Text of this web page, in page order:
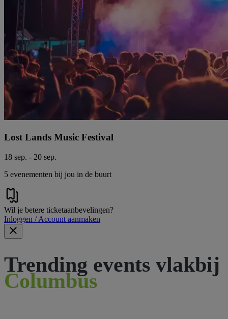
Lost Lands Music Festival
18 sep. - 20 sep.
5 evenementen bij jou in de buurt
Wil je betere ticketaanbevelingen?
Inloggen / Account aanmaken
Trending events vlakbij
Columbus